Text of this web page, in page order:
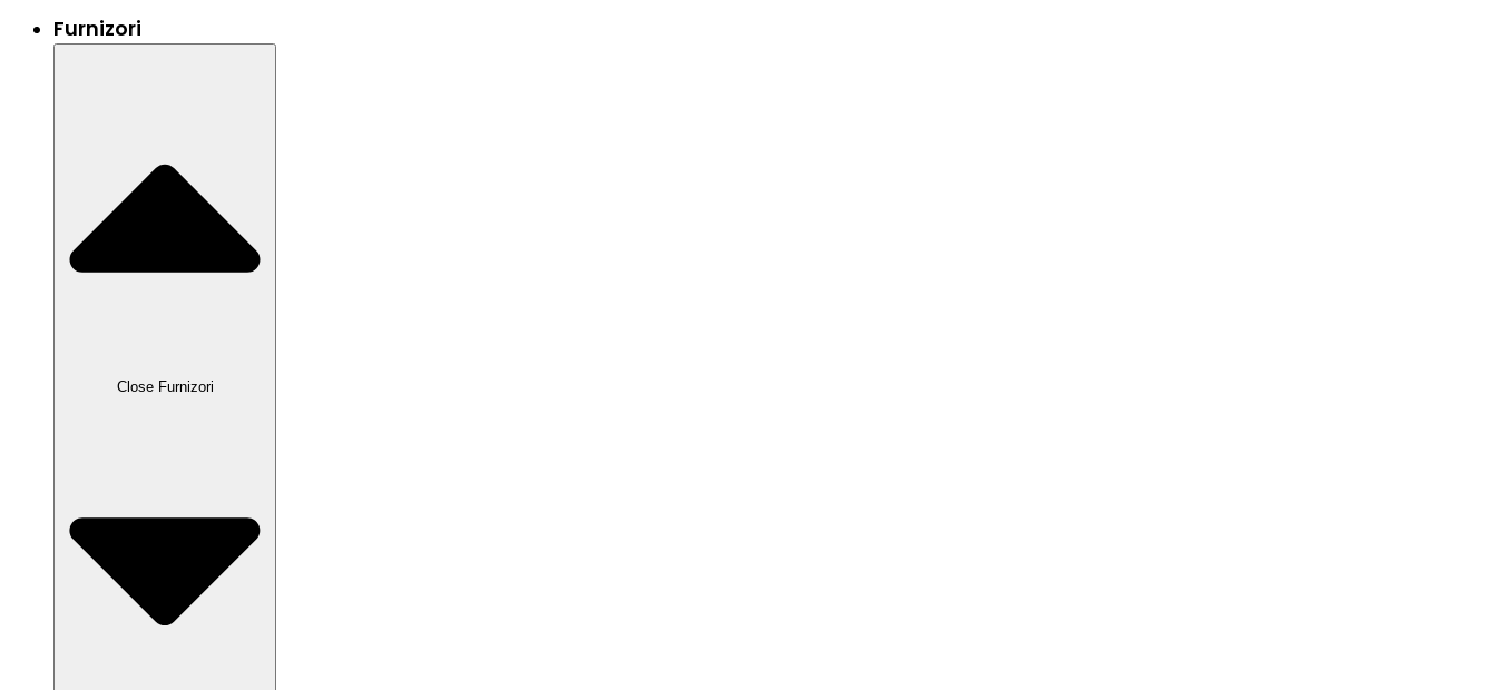
Furnizori
Close Furnizori